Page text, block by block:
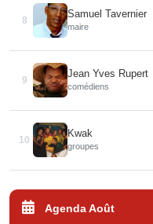
8
Samuel Tavernier
maire
9
Jean Yves Rupert
comédiens
10
Kwak
groupes
Agenda Août